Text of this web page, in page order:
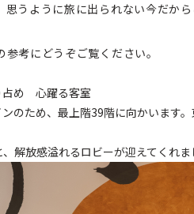
思うように旅に出られない今だか
考にどうぞご覧ください。
占め 心躍る客室
のため、最上階39階に向かいます
解放感溢れるロビーが迎えてくれま